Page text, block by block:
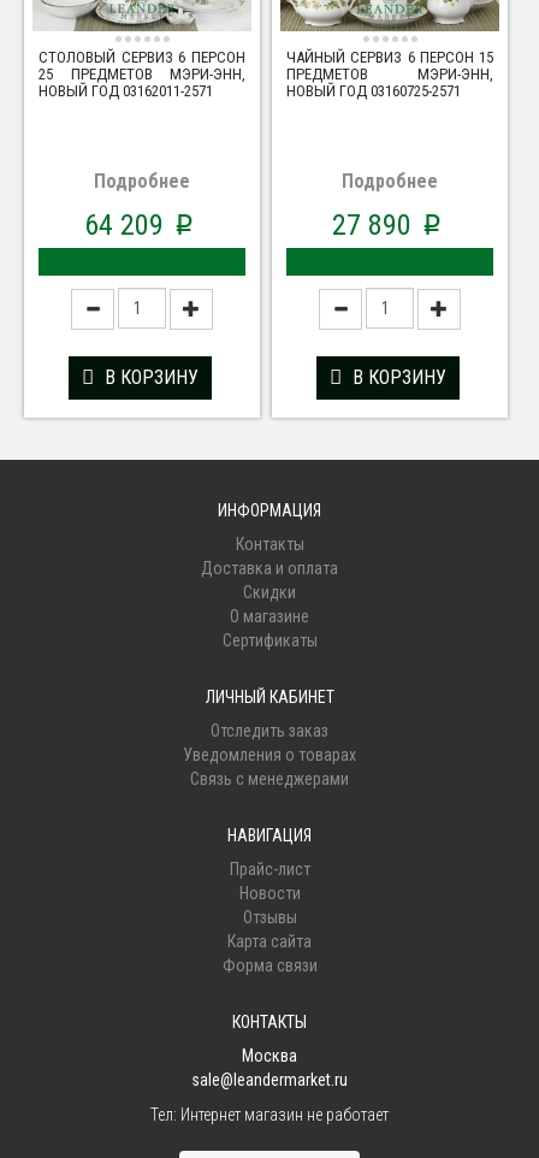
СТОЛОВЫЙ СЕРВИЗ 6 ПЕРСОН
25 ПРЕДМЕТОВ МЭРИ-ЭНН,
НОВЫЙ ГОД 03162011-2571
Подробнее
64 209 p
В КОРЗИНУ
ЧАЙНЫЙ СЕРВИЗ 6 ПЕРСОН 15
ПРЕДМЕТОВ МЭРИ-ЭНН,
НОВЫЙ ГОД 03160725-2571
Подробнее
27 890 p
В КОРЗИНУ
ИНФОРМАЦИЯ
Контакты
Доставка и оплата
Скидки
О магазине
Сертификаты
ЛИЧНЫЙ КАБИНЕТ
Отследить заказ
Уведомления о товарах
Связь с менеджерами
НАВИГАЦИЯ
Прайс-лист
Новости
Отзывы
Карта сайта
Форма связи
КОНТАКТЫ
Москва
sale@leandermarket.ru
Тел: Интернет магазин не работает